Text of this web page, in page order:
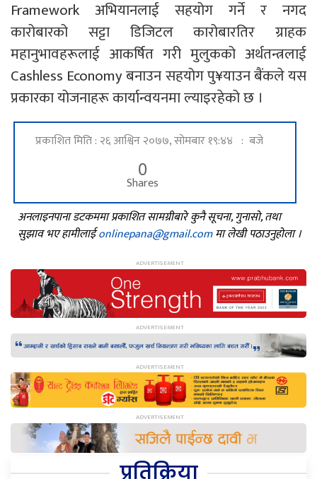
Framework अभियानलाई सहयोग गर्ने र नगद
कारोबारको सट्टा डिजिटल कारोबारतिर ग्राहक
महानुभावहरूलाई आकर्षित गरी मुलुकको अर्थतन्त्रलाई
Cashless Economy बनाउन सहयोग पु¥याउन बैंकले यस
प्रकारका योजनाहरू कार्यान्वयनमा ल्याइरहेको छ ।
प्रकाशित मिति : २६ आश्विन २०७७, सोमबार १९:४४ : बजे
0
Shares
अनलाइनपाना डटकममा प्रकाशित सामग्रीबारे कुनै सूचना, गुनासो, तथा
सुझाव भए हामीलाईonlinepana@gmail.comमा लेखी पठाउनुहोला ।
प्रतिक्रिया